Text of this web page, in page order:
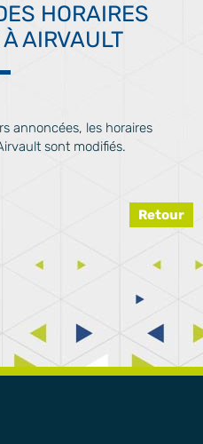
HORAIRES
AIRVAULT
annoncées, les horaires
sont modifiés.
Retour